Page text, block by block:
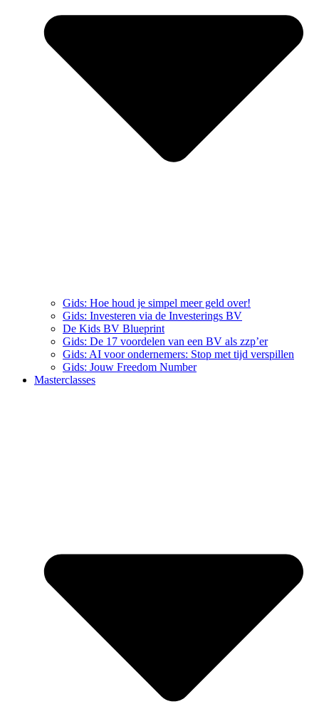
Gids: Hoe houd je simpel meer geld over!
Gids: Investeren via de Investerings BV
De Kids BV Blueprint
Gids: De 17 voordelen van een BV als zzp’er
Gids: AI voor ondernemers: Stop met tijd verspillen
Gids: Jouw Freedom Number
Masterclasses